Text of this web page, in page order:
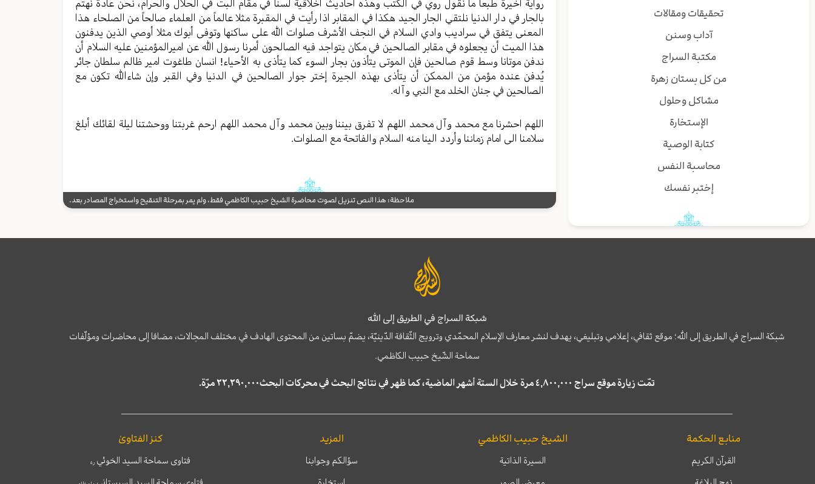
تحقيقات ومقالات
آداب وسنن
مكتبة السراج
من كل بستان زهرة
مشاكل وحلول
الإستخارة
كتابة الوصية
محاسبة النفس
إختبر نفسك
روایة أخيرة طبعا ما نقول روي في الکتب وهذه أحادیث اخلاقیة لسنا في مقام البت في الحلال والحرام، نحن عادة نهتم
بالجار في دار الدنیا نلتقي الجار الجید هکذا في المقابر اذا رأيت في المقبرة مثلا عالماً من العلماء صالحاً من الصلحاء هذا
المعنی یتفق في سرادیب وادي السلام في النجف الأشرف صلوات الله علی ساکنها وتوفی أبوك مثلا أوصي الذین یدفنون
هذا المیت أن یجعلوه في مقابر الصالحین في مکان یتواجد فيه الصالحون أمرنا رسول الله عن امیرالمؤمنین علیه السلام أن
ندفن موتانا وسط قوم صالحین فإن الموتی یتأذون بجار السوء کما یتأذی به الأحیاء! انسان طاغوت امیر ظالم سلطان جائر
یُدفن عنده مؤمن من الممکن أن يتأذی بهذه الجیرة إختر جوار الصالحین في الدنیا وفي القبر وإن شاءالله تکون مع
الصالحین في جنان الخلد مع النبي وآله.
اللهم احشرنا مع محمد وآل محمد اللهم لا تفرق بیننا وبین محمد وآل محمد اللهم ارحم غربتنا ووحشتنا لیلة لقائك أبلغ
سلامنا الی امام زماننا وأردد الینا منه السلام والفاتحة مع الصلوات.
ملاحظة: هذا النص تنزيل لصوت محاضرة الشيخ حبيب الكاظمي فقط، ولم يمر بمرحلة التنقيح واستخراج المصادر بعد.
شبكة السراج في الطريق إلى الله
شبكة السراج في الطريق إلى الله؛ موقع ثقافي، إعلامي وتبليغي، يهدف لنشر معارف الإسلام المحمّدي وترويج الثّقافة الدّينيّة، يضمّ بساتين من المحتوى الهادف في مختلف المجالات، مضافا إلى محاضرات ومؤلّفات
سماحة الشّيخ حبيب الكاظمي.
تمّت زيارة موقع سراج ٤,٨٠٠,٠٠٠ مرة خلال الستة أشهر الماضية، كما ظهر في نتائج البحث في محركات البحث٢٢,٢٩٠,٠٠٠ مرّة.
منابع الحكمة
القرآن الكريم
الشيخ حبيب الكاظمي
السيرة الذاتية
المزيد
سؤالكم وجوابنا
كنز الفتاوىٰ
فتاوى سماحة السيد الخوئي ره